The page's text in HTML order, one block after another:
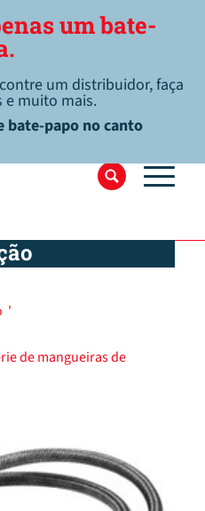
um bate-
um distribuidor, faça
e muito mais.
bate-papo no canto
'
de mangueiras de